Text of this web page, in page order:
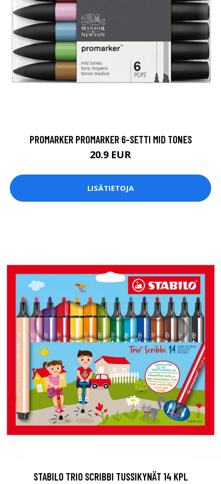
PROMARKER PROMARKER 6-SETTI MID TONES
20.9 EUR
LISÄTIETOJA
STABILO TRIO SCRIBBI TUSSIKYNÄT 14 KPL